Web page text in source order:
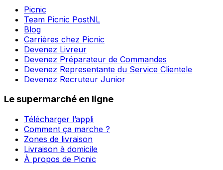
Picnic
Team Picnic PostNL
Blog
Carrières chez Picnic
Devenez Livreur
Devenez Préparateur de Commandes
Devenez Representante du Service Clientele
Devenez Recruteur Junior
Le supermarché en ligne
Télécharger l’appli
Comment ça marche ?
Zones de livraison
Livraison à domicile
À propos de Picnic